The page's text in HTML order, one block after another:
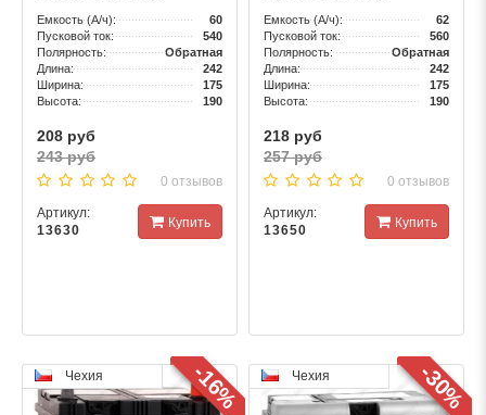
Емкость (А/ч):
60
Пусковой ток:
540
Полярность:
Обратная
Длина:
242
Ширина:
175
Высота:
190
208 руб
243 руб
0 отзывов
Артикул:
13630
Купить
Емкость (А/ч):
62
Пусковой ток:
560
Полярность:
Обратная
Длина:
242
Ширина:
175
Высота:
190
218 руб
257 руб
0 отзывов
Артикул:
13650
Купить
Чехия -16% Чехия -30%